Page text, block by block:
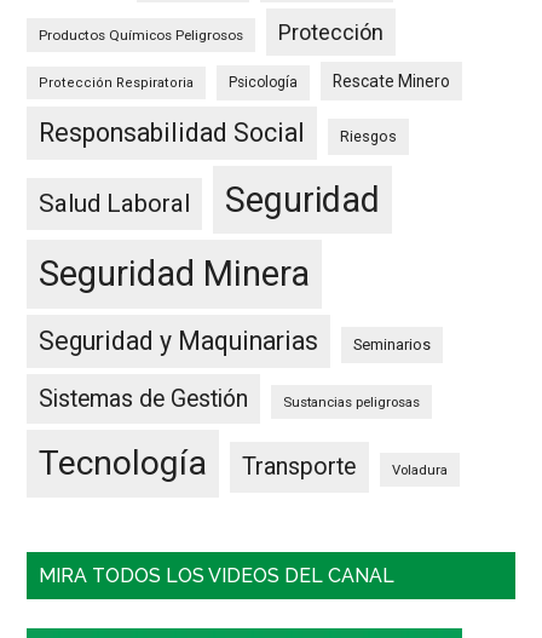
Productos Químicos Peligrosos Protección
Protección Respiratoria Psicología Rescate Minero
Responsabilidad Social Riesgos
Salud Laboral
Seguridad
Seguridad Minera
Seguridad y Maquinarias Seminarios
Sistemas de Gestión Sustancias peligrosas
Tecnología Transporte Voladura
MIRA TODOS LOS VIDEOS DEL CANAL